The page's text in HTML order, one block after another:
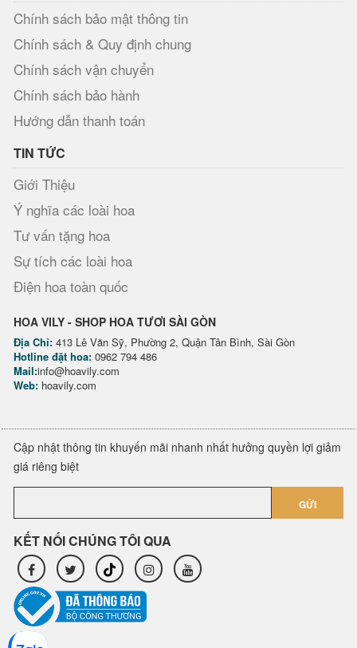
Chính sách bảo mật thông tin
Chính sách & Quy định chung
Chính sách vận chuyển
Chính sách bảo hành
Hướng dẫn thanh toán
TIN TỨC
Giới Thiệu
Ý nghĩa các loài hoa
Tư vấn tặng hoa
Sự tích các loài hoa
Điện hoa toàn quốc
HOA VILY - SHOP HOA TƯƠI SÀI GÒN
Địa Chỉ: 413 Lê Văn Sỹ, Phường 2, Quận Tân Bình, Sài Gòn
Hotline đặt hoa: 0962 794 486
Mail:info@hoavily.com
Web: hoavily.com
Cập nhật thông tin khuyến mãi nhanh nhất hưởng quyền lợi giảm
giá riêng biệt
GỬI
KẾT NỐI CHÚNG TÔI QUA